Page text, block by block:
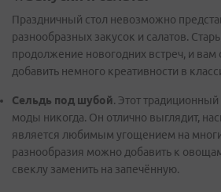
Праздничный стол невозможно
разнообразных закусок и салатов.
продолжение новогодних встреч, и вам
добавить немного креативности в
Сельдь под шубой. Этот
моды никогда. Он отлично выглядит,
является любимым угощением на
разнообразия можно добавить к
свеклу заменить на запечённую.